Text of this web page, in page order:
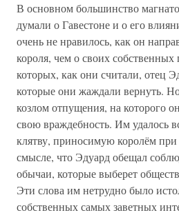
В основном большинство
думали о Гавестоне и о его
очень не нравилось, как он
короля, чем о своих собственных
которых, как они считали, отец
которые они жаждали вернуть.
козлом отпущения, на которого
свою враждебность. Им удалось
клятву, приносимую королём
смысле, что Эдуард обещал
обычаи, которые выберет
Эти слова им нетрудно было
собственных самых заветных